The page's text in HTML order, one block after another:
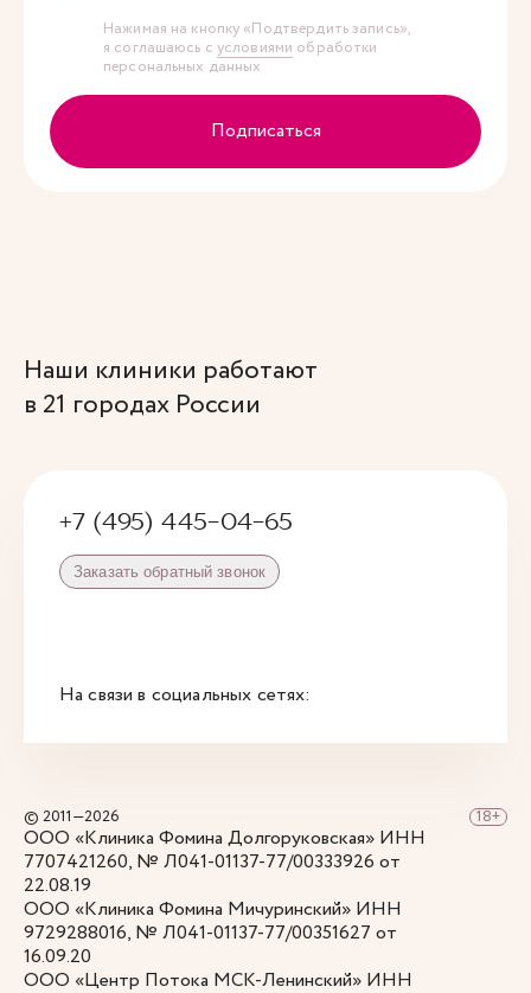
Нажимая на кнопку «Подтвердить запись»,
я соглашаюсь с условиями обработки
персональных данных
Подписаться
Наши клиники работают
в 21 городах России
+7 (495) 445-04-65
Заказать обратный звонок
На связи в социальных сетях:
© 2011—2026
ООО «Клиника Фомина Долгоруковская» ИНН
7707421260, № Л041-01137-77/00333926 от
22.08.19
ООО «Клиника Фомина Мичуринский» ИНН
9729288016, № Л041-01137-77/00351627 от
16.09.20
ООО «Центр Потока МСК-Ленинский» ИНН